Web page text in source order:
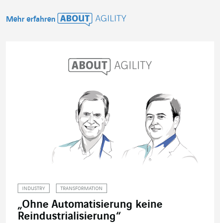
Mehr erfahren
INDUSTRY TRANSFORMATION
„Ohne Automatisierung keine
Reindustrialisierung“